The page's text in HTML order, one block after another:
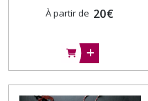
À partir de 20€